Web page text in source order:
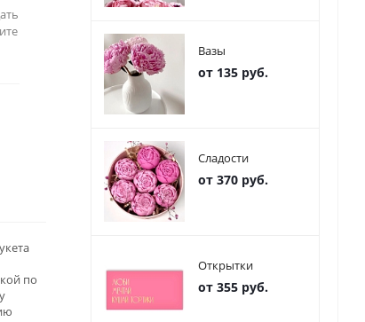
по
Вазы
от 135 руб.
Сладости
от 370 руб.
Открытки
от 355 руб.